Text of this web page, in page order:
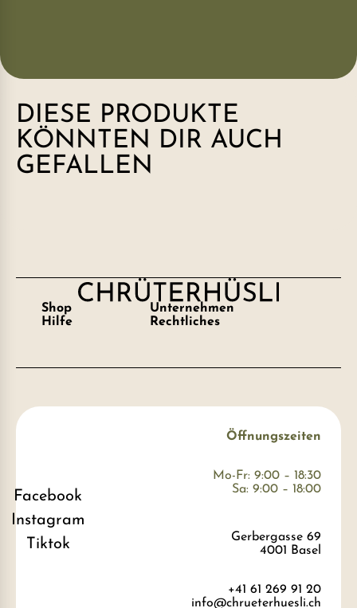
DIESE PRODUKTE
KÖNNTEN DIR AUCH
GEFALLEN
Shop
Unternehmen
Hilfe
Rechtliches
Öffnungszeiten
Mo-Fr: 9:00 – 18:30
Sa: 9:00 – 18:00
Gerbergasse 69
4001 Basel
+41 61 269 91 20
info@chrueterhuesli.ch
Facebook
Instagram
Tiktok